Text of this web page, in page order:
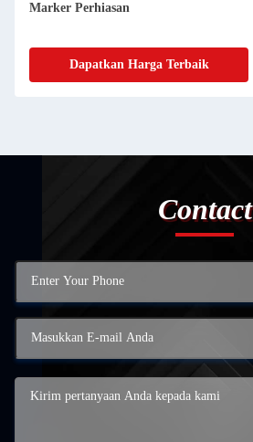
Marker Perhiasan
Dapatkan Harga Terbaik
Contact